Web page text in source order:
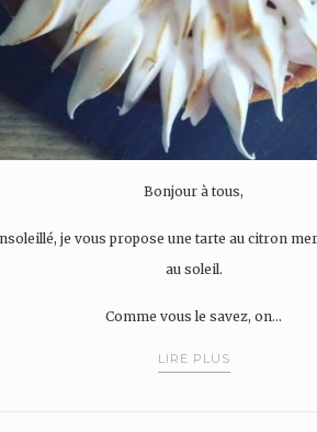
Bonjour à tous,
je vous propose une tarte au citron
au soleil.
Comme vous le savez, on…
LIRE PLUS